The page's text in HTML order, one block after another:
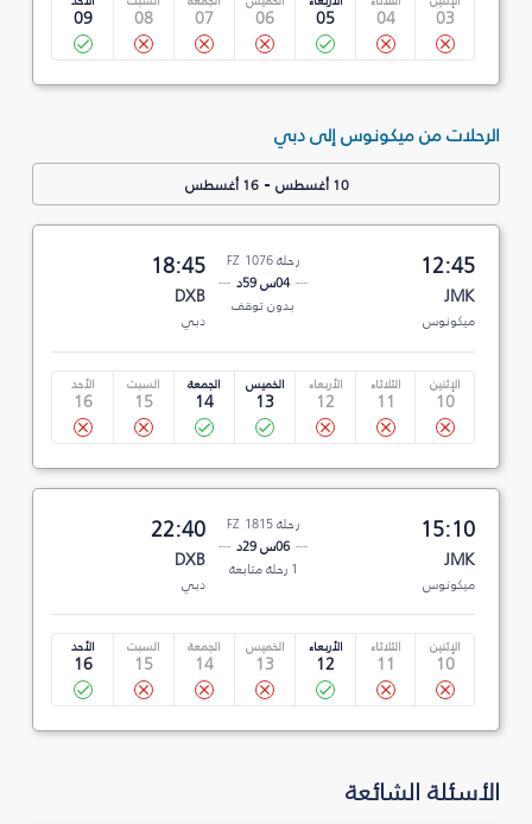
03
04
05
06
07
08
09
الرحلات من ميكونوس إلى دبي
10 أغسطس -16 أغسطس
12:45
JMK
ميكونوس
رحلة FZ 1076
04س 59د
بدون توقف
18:45
DXB
دبي
الإثنين
10
الثلاثاء
11
الأربعاء
12
الخميس
13
الجمعة
14
السبت
15
الأحد
16
15:10
JMK
ميكونوس
رحلة FZ 1815
06س 29د
1 رحلة متابعة
22:40
DXB
دبي
الإثنين
10
الثلاثاء
11
الأربعاء
12
الخميس
13
الجمعة
14
السبت
15
الأحد
16
الأسئلة الشائعة